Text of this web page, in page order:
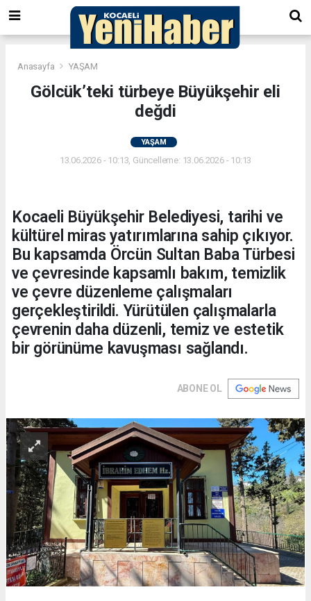
Anasayfa YAŞAM
Gölcük’teki türbeye Büyükşehir eli
değdi
YAŞAM
13.06.2026 - 10:13, Güncelleme: 13.06.2026 - 10:13
Kocaeli Büyükşehir Belediyesi, tarihi ve
kültürel miras yatırımlarına sahip çıkıyor.
Bu kapsamda Örcün Sultan Baba Türbesi
ve çevresinde kapsamlı bakım, temizlik
ve çevre düzenleme çalışmaları
gerçekleştirildi. Yürütülen çalışmalarla
çevrenin daha düzenli, temiz ve estetik
bir görünüme kavuşması sağlandı.
ABONE OL